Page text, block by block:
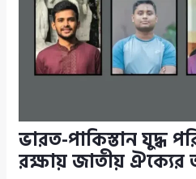
ভারত-পাকিস্তান যুদ্ধ
রক্ষায় জাতীয় ঐক্যের